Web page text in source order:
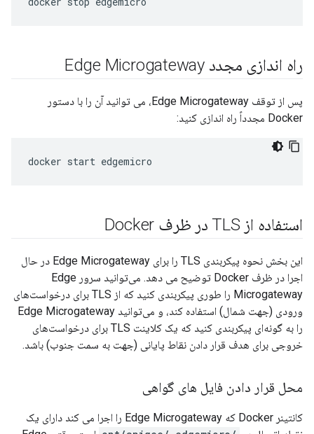
راه اندازی مجدد Edge Microgateway
پس از توقف Edge Microgateway، می توانید آن را با دستور
Docker مجدداً راه اندازی کنید:
استفاده از TLS در ظرف Docker
این بخش نحوه پیکربندی TLS را برای Edge Microgateway در حال
اجرا در ظرف Docker توضیح می دهد. می‌توانید سرور Edge
Microgateway را طوری پیکربندی کنید که از TLS برای درخواست‌های
ورودی (جهت شمال) استفاده کند، و می‌توانید Edge Microgateway
را به گونه‌ای پیکربندی کنید که یک کلاینت TLS برای درخواست‌های
خروجی برای هدف قرار دادن نقاط پایانی (جهت به سمت جنوب) باشد.
محل قرار دادن فایل های گواهی
کانتینر Docker که Edge Microgateway را اجرا می کند دارای یک